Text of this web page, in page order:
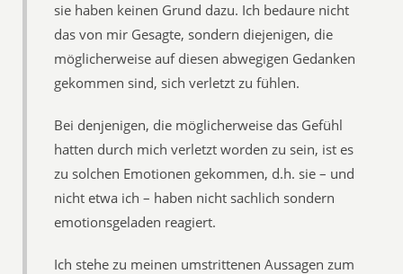
sie haben keinen Grund dazu. Ich bedaure nicht
das von mir Gesagte, sondern diejenigen, die
möglicherweise auf diesen abwegigen Gedanken
gekommen sind, sich verletzt zu fühlen.
Bei denjenigen, die möglicherweise das Gefühl
hatten durch mich verletzt worden zu sein, ist es
zu solchen Emotionen gekommen, d.h. sie – und
nicht etwa ich – haben nicht sachlich sondern
emotionsgeladen reagiert.
Ich stehe zu meinen umstrittenen Aussagen zum